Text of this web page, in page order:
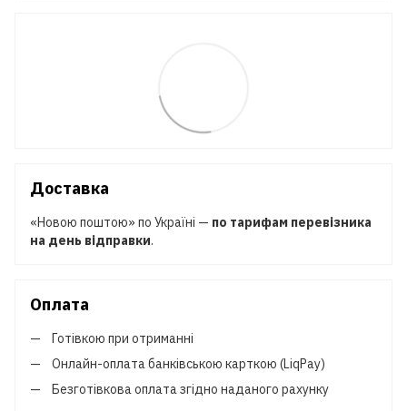
Доставка
«Новою поштою» по Україні — по тарифам перевізника
на день відправки.
Оплата
Готівкою при отриманні
Онлайн-оплата банківською карткою (LiqPay)
Безготівкова оплата згідно наданого рахунку